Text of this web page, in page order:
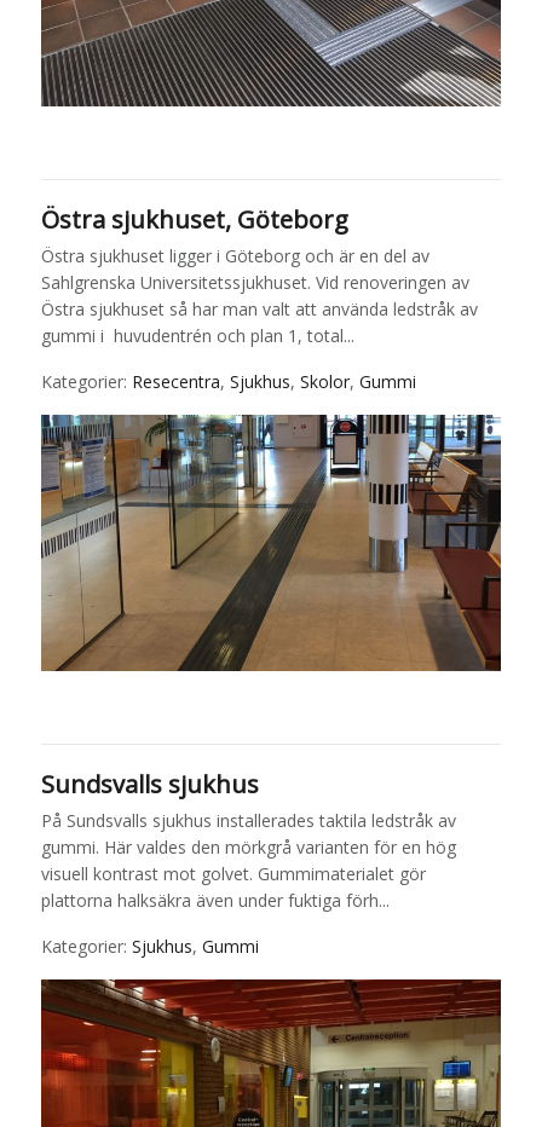
Östra sjukhuset, Göteborg
Östra sjukhuset ligger i Göteborg och är en del av
Sahlgrenska Universitetssjukhuset. Vid renoveringen av
Östra sjukhuset så har man valt att använda ledstråk av
gummi i huvudentrén och plan 1, total...
Kategorier: Resecentra, Sjukhus, Skolor, Gummi
Sundsvalls sjukhus
På Sundsvalls sjukhus installerades taktila ledstråk av
gummi. Här valdes den mörkgrå varianten för en hög
visuell kontrast mot golvet. Gummimaterialet gör
plattorna halksäkra även under fuk­tiga förh...
Kategorier: Sjukhus, Gummi